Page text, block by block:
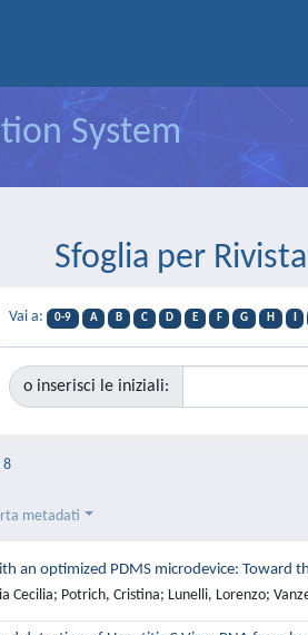
System
Sfoglia per Rivista
Vai a: 0-9 A B C D E F G H
o inserisci le iniziali:
8
metadati
an optimized PDMS microdevice:
Cecilia; Potrich, Cristina; Lunelli, Lorenzo;